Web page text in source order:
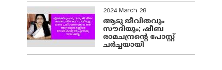
2024 March 28
ആടു ജീവിതവും
സൗദിയും; ഷീബ
രാമചന്ദ്രന്റെ പോസ്റ്റ്
ചര്‍ച്ചയായി